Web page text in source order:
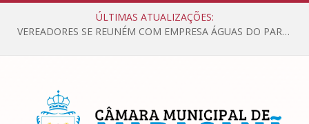
ÚLTIMAS ATUALIZAÇÕES:
VEREADORES SE REUNÉM COM EMPRESA ÁGUAS DO PARÁ, PARA APRESENTAR REIVINDICAÇÕES E MELHORIAS NA QUALIDADE DOS SERVIÇOS OFERECIDOS Á POPULAÇÃO.